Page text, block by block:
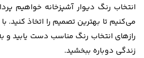
انتخاب رنگ دیوار آشپزخانه خواهیم
می‌کنیم تا بهترین تصمیم را اتخاذ کنید.
رازهای انتخاب رنگ مناسب دست یابید و
زندگی دوباره ببخشید.